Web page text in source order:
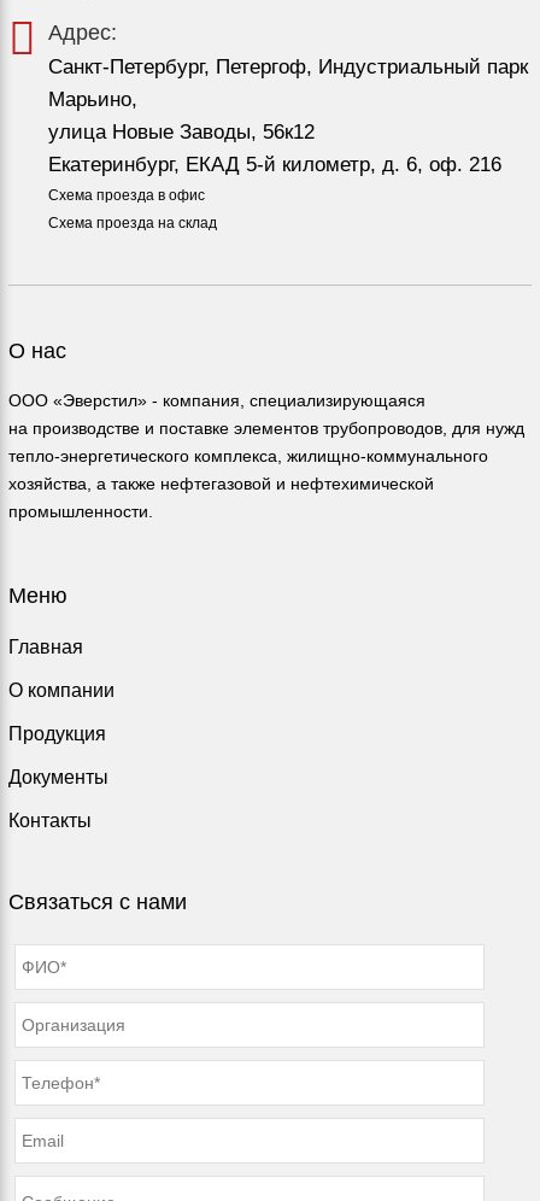
Адрес:
Санкт-Петербург, Петергоф, Индустриальный парк
Марьино,
улица Новые Заводы, 56к12
Екатеринбург, ЕКАД 5-й километр, д. 6, оф. 216
Схема проезда в офис
Схема проезда на склад
О нас
ООО «Эверстил» - компания, специализирующаяся
на производстве и поставке элементов трубопроводов, для нужд
тепло-энергетического комплекса, жилищно-коммунального
хозяйства, а также нефтегазовой и нефтехимической
промышленности.
Меню
Главная
О компании
Продукция
Документы
Контакты
Связаться с нами